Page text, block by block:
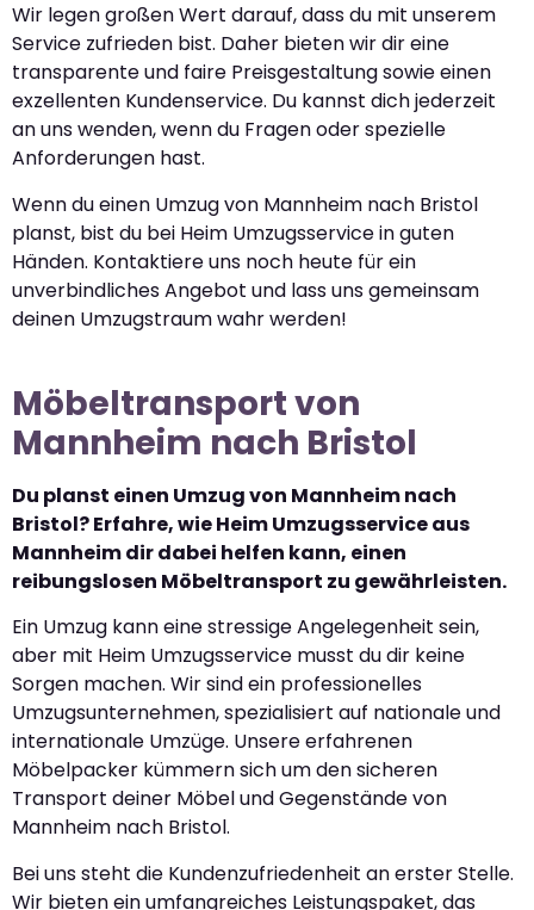
Wir legen großen Wert darauf, dass du mit unserem
Service zufrieden bist. Daher bieten wir dir eine
transparente und faire Preisgestaltung sowie einen
exzellenten Kundenservice. Du kannst dich jederzeit
an uns wenden, wenn du Fragen oder spezielle
Anforderungen hast.
Wenn du einen Umzug von Mannheim nach Bristol
planst, bist du bei Heim Umzugsservice in guten
Händen. Kontaktiere uns noch heute für ein
unverbindliches Angebot und lass uns gemeinsam
deinen Umzugstraum wahr werden!
Möbeltransport von
Mannheim nach Bristol
Du planst einen Umzug von Mannheim nach
Bristol? Erfahre, wie Heim Umzugsservice aus
Mannheim dir dabei helfen kann, einen
reibungslosen Möbeltransport zu gewährleisten.
Ein Umzug kann eine stressige Angelegenheit sein,
aber mit Heim Umzugsservice musst du dir keine
Sorgen machen. Wir sind ein professionelles
Umzugsunternehmen, spezialisiert auf nationale und
internationale Umzüge. Unsere erfahrenen
Möbelpacker kümmern sich um den sicheren
Transport deiner Möbel und Gegenstände von
Mannheim nach Bristol.
Bei uns steht die Kundenzufriedenheit an erster Stelle.
Wir bieten ein umfangreiches Leistungspaket, das